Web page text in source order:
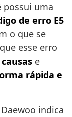
possui uma
de erro E5
o que se
esse erro
e
rápida e
indica